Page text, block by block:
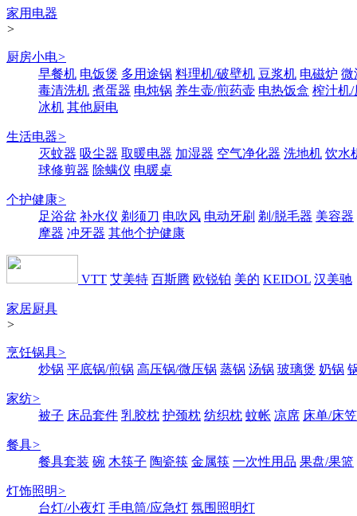
家用电器
>
厨房小电>
早餐机 电饭煲 多用途锅 料理机/破壁机 豆浆机 电磁炉 微
毒清洗机 煮蛋器 电炖锅 养生壶/煎药壶 电热饭盒 榨汁机/
冰机 其他厨电
生活电器>
灭蚊器 吸尘器 取暖电器 加湿器 空气净化器 洗地机 饮水
球修剪器 除螨仪 电暖桌
个护健康>
足浴盆 补水仪 剃须刀 电吹风 电动牙刷 剃/脱毛器 美容器
摩器 冲牙器 其他个护健康
VTT 艾美特 百斯腾 欧锐铂 美的 KEIDOL 汉美驰
家居厨具
>
烹饪锅具>
炒锅 平底锅/煎锅 高压锅/微压锅 蒸锅 汤锅 玻璃煲 奶锅
家纺>
被子 床品套件 乳胶枕 护颈枕 纺织枕 蚊帐 凉席 床单/床笠
餐具>
餐具套装 碗 木筷子 陶瓷筷 金属筷 一次性用品 果盘/果篮
灯饰照明>
台灯/小夜灯 手电筒/应急灯 氛围照明灯